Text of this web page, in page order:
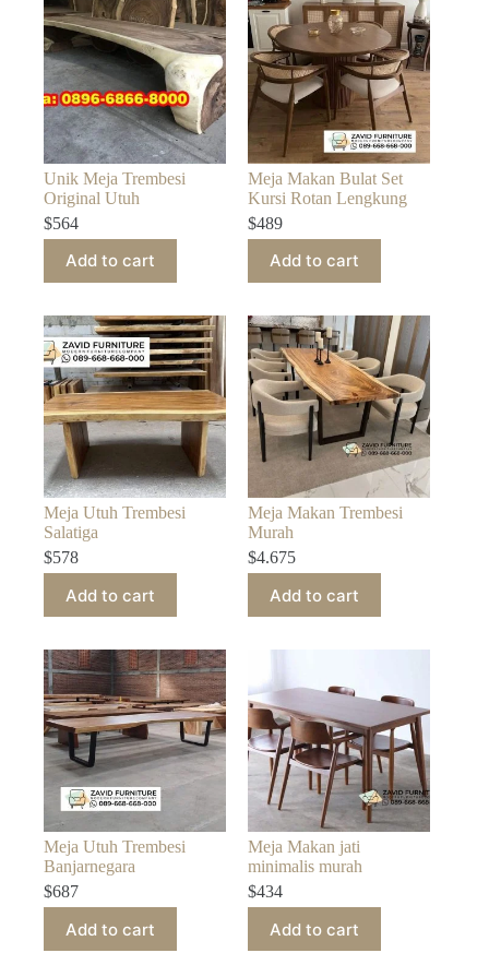
Unik Meja Trembesi
Original Utuh
$564
Add to cart
Meja Makan Bulat Set
Kursi Rotan Lengkung
$489
Add to cart
Meja Utuh Trembesi
Salatiga
$578
Add to cart
Meja Makan Trembesi
Murah
$4.675
Add to cart
Meja Utuh Trembesi
Banjarnegara
$687
Add to cart
Meja Makan jati
minimalis murah
$434
Add to cart